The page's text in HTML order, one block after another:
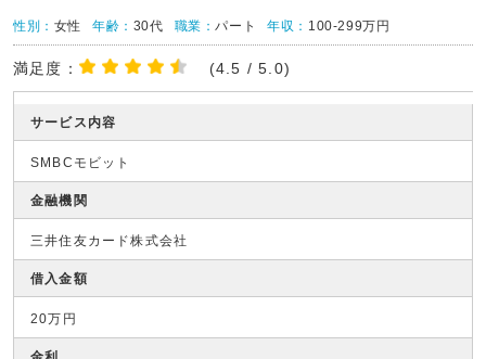
性別： 女性 年齢： 30代 職業：パート 年収： 100-299万円
満足度： (4.5 / 5.0)
サービス内容
SMBCモビット
金融機関
三井住友カード株式会社
借入金額
20万円